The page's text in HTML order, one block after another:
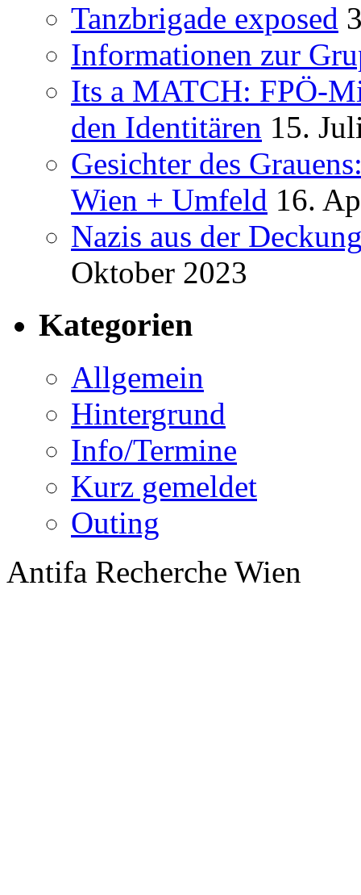
Tanzbrigade exposed
Informationen zur
Its a MATCH: FPÖ-
den Identitären 15.
Gesichter des
Wien + Umfeld 16.
Nazis aus der
Oktober 2023
Kategorien
Allgemein
Hintergrund
Info/Termine
Kurz gemeldet
Outing
Antifa Recherche Wien